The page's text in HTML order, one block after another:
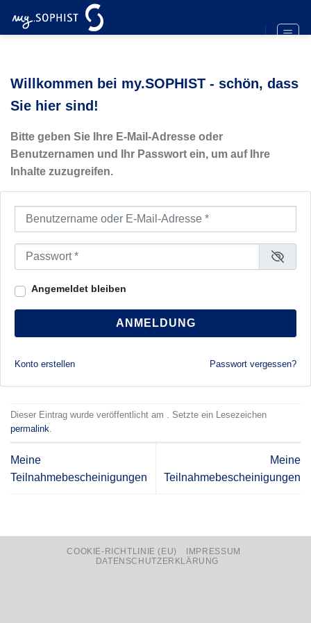
Inhalt
Willkommen bei my.SOPHIST - schön, dass
Sie hier sind!
Bitte geben Sie Ihre E-Mail-Adresse oder
Benutzernamen und Ihr Passwort ein, um auf Ihre
Inhalte zuzugreifen.
Benutzername oder E-Mail-Adresse
Passwort
Angemeldet bleiben
ANMELDUNG
Konto erstellen Passwort vergessen?
Dieser Eintrag wurde veröffentlicht am . Setzte ein Lesezeichen
permalink.
Meine
Teilnahmebescheinigungen
Meine
Teilnahmebescheinigungen
COOKIE-RICHTLINIE (EU)
IMPRESSUM
DATENSCHUTZERKLÄRUNG